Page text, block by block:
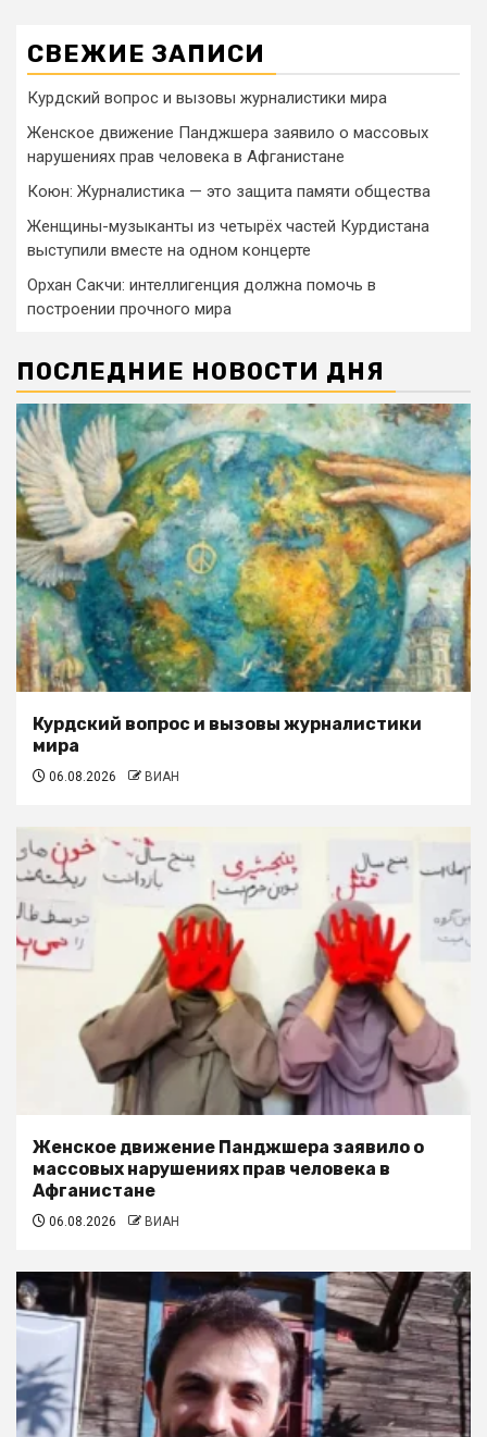
СВЕЖИЕ ЗАПИСИ
Курдский вопрос и вызовы журналистики мира
Женское движение Панджшера заявило о массовых
нарушениях прав человека в Афганистане
Коюн: Журналистика — это защита памяти общества
Женщины-музыканты из четырёх частей Курдистана
выступили вместе на одном концерте
Орхан Сакчи: интеллигенция должна помочь в
построении прочного мира
ПОСЛЕДНИЕ НОВОСТИ ДНЯ
Курдский вопрос и вызовы журналистики
мира
06.08.2026 ВИАН
Женское движение Панджшера заявило о
массовых нарушениях прав человека в
Афганистане
06.08.2026 ВИАН